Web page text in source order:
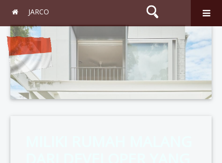
JARCO
Search